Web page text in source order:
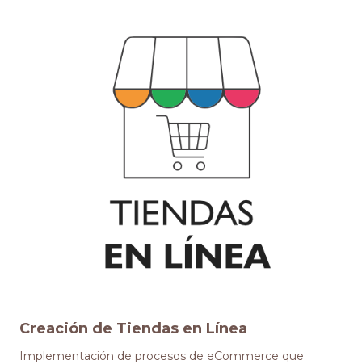
Creación de Tiendas en Línea
Implementación de procesos de eCommerce que